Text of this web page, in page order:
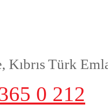
Kıbrıs Türk
0 212